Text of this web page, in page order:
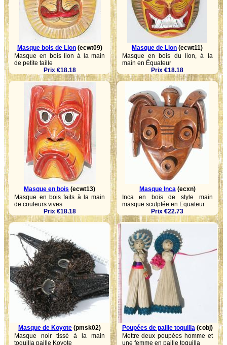
Masque bois de Lion(ecwt09)
Masque en bois lion à la main
de petite taille
Prix €18.18
Masque de Lion (ecwt11)
Masque en bois du lion, à la
main en Équateur
Prix €18.18
Masque en bois (ecwt13)
Masque en bois faits à la main
de couleurs vives
Prix €18.18
Masque Inca(ecxn)
Inca en bois de style main
masque sculptée en Equateur
Prix €22.73
Masque de Koyote (pmsk02)
Masque noir tissé à la main
toquilla paille Koyote
Poupées de paille toquilla (cobj)
Mettre deux poupées homme et
une femme en paille toquilla